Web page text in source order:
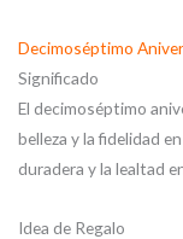
Decimoséptimo
Significado
El decimoséptimo
belleza y la fidelidad
duradera y la lealtad
Idea de Regalo